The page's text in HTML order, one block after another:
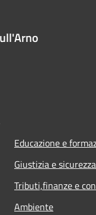
Educazione e
Giustizia e
Tributi,finanze e
Ambiente